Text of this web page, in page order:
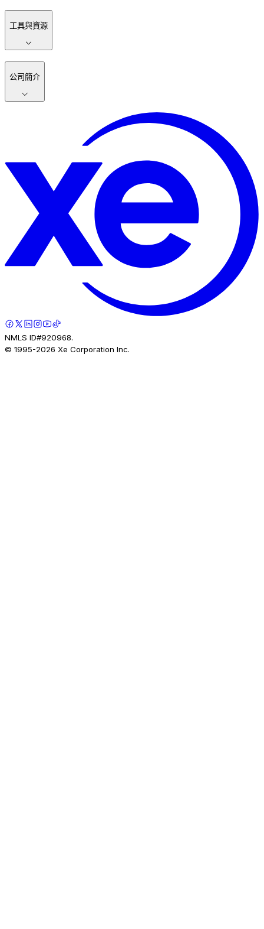
工具與資源
公司簡介
NMLS ID#920968.
© 1995-2026 Xe Corporation Inc.